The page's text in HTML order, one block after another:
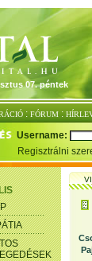
07. péntek
: FÓRUM :
Username:
Regisztrálni